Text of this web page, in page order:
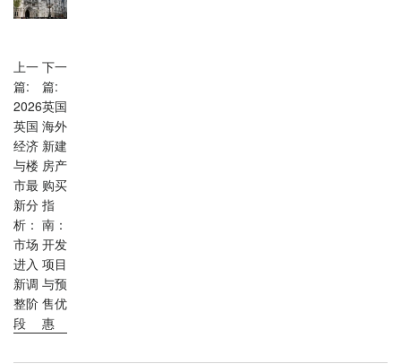
上一
篇:
2026
英国
经济
与楼
市最
新分
析：
市场
进入
新调
整阶
段
下一
篇:
英国
海外
新建
房产
购买
指
南：
开发
项目
与预
售优
惠